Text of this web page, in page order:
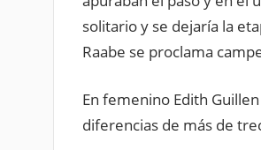
solitario y se dejaría la
Raabe se proclama
En femenino Edith
diferencias de más de